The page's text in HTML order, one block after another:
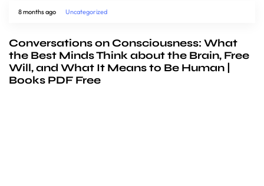
8 months ago Uncategorized
Conversations on Consciousness: What
the Best Minds Think about the Brain, Free
Will, and What It Means to Be Human |
Books PDF Free